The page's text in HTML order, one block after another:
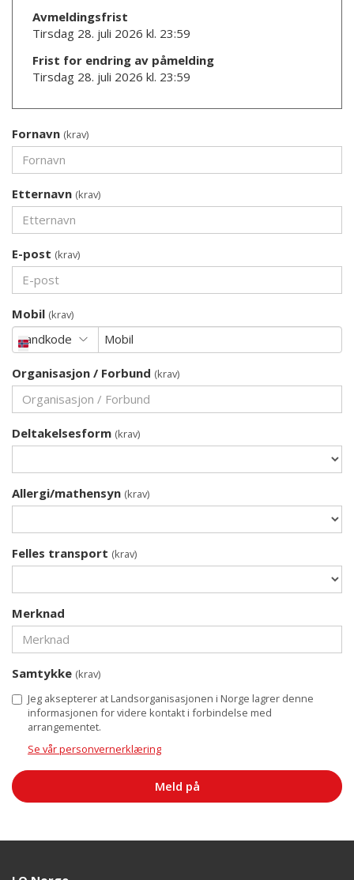
Avmeldingsfrist
Tirsdag 28. juli 2026 kl. 23:59
Frist for endring av påmelding
Tirsdag 28. juli 2026 kl. 23:59
Fornavn (krav)
Etternavn (krav)
E-post (krav)
Mobil (krav)
Landkode Mobil
Organisasjon / Forbund (krav)
Deltakelsesform (krav)
Allergi/mathensyn (krav)
Felles transport (krav)
Merknad
Samtykke (krav)
Jeg aksepterer at Landsorganisasjonen i Norge lagrer denne
informasjonen for videre kontakt i forbindelse med
arrangementet.
Se vår personvernerklæring
Meld på